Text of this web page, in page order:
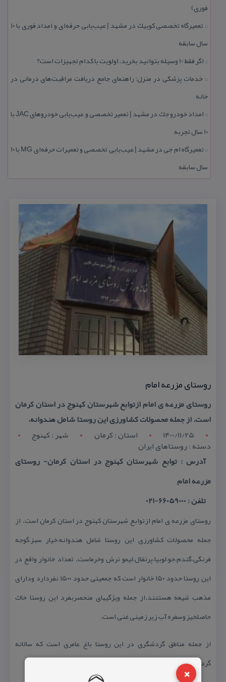
×
فوری)
::
تعمیرگاه تخصصی كوییك در مشهد | عیب‌یابی حرفه‌ای و امداد فوری با ۱۰
سال سابقه
:: اگر فقط 10 وسیله بتوانید بخرید، اولویت با كدام تجهیزات است؟
:: خدمات پزشكی در منزل؛ راهنمای جامع دریافت مراقبت‌های درمانی در
خانه
::
امداد خودرو جك در مشهد | تعمیر تخصصی و عیب‌یابی خودروهای JAC با
۱۰ سال تجربه
::
تعمیرگاه ام جی در مشهد | عیب‌یابی تخصصی و تعمیرات حرفه‌ای MG با ۱۰
سال سابقه
روستای مزرعه امام
روستای مزرعه ی امام ازتوابع شهرستان كهنوج در استان كرمان
است. از جمله محصولات كشاورزی این روستا شامل هندوانه،
1400/11/25
استان : کرمان شهر : کهنوج
دسته : روستاهای ایران
آدرس : توابع شهرستان كهنوج در استان كرمان- روستای
مزرعه امام
تلفن : 66059000-021
روستای مزرعه ی امام ازتوابع شهرستان كهنوج در استان كرمان است. از
جمله محصولات كشاورزی این روستا شامل هندوانه،خیار سبز،گوجه
فرنگی،گندم،جو،لوبیا،پرتقال،لیمو ترش وخرماست. تعداد خانوار واقع در
این روستا حدود ۱۵۰ خانوار است كه جمعیتی حدود ۱۵۰۰ نفردارد ودارای
مذهب شیعه هستنند.از جمله ویژگیهای منحصربفرد این روستا خاك
حاصلخیز وسفره آب زیر زمینی غنی است.
از جمله مناطق گردشگری در این روستا باغ عامری است كه سالانه
گردشگران زیادی به خصوص در عید نوروز دارد.